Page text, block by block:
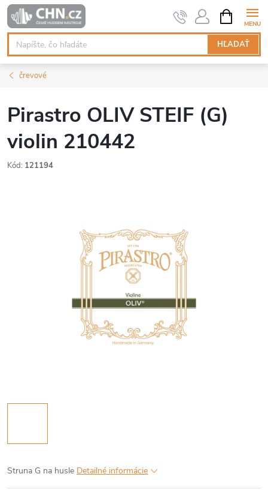
Prejsť
na
obsah
HĽADAŤ
KOŠÍK
črevové
Pirastro OLIV STEIF (G)
violin 210442
Kód: 121194
Struna G na husle Detailné informácie